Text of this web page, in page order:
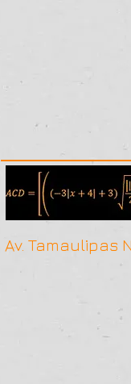
Av. Tamaulipas